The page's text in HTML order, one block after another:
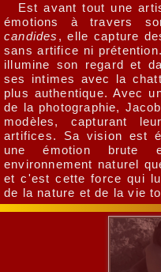
Est avant tout une
émotions à travers
candides , elle capture
sans artifice ni
illumine son regard et
ses intimes avec la
plus authentique. Avec
de la photographie,
modèles, capturant
artifices. Sa vision est
une émotion brute
environnement naturel
et c'est cette force qui
de la nature et de la vie